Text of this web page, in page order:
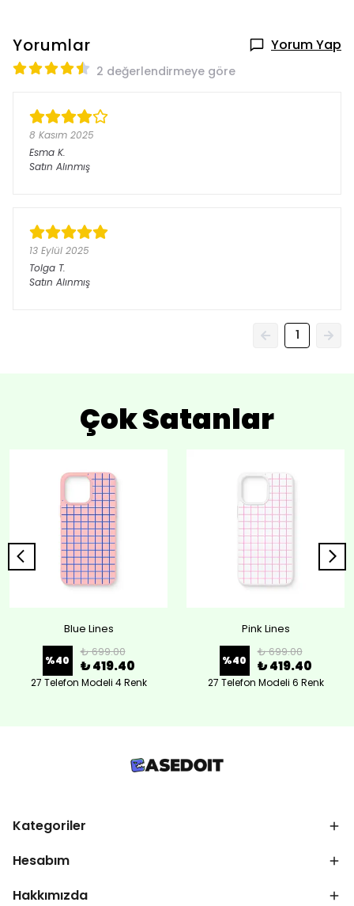
Yorumlar Yorum Yap
2 değerlendirmeye göre
8 Kasım 2025
Esma K.
Satın Alınmış
13 Eylül 2025
Tolga T.
Satın Alınmış
1
Çok Satanlar
Blue Lines
%40
₺ 699.00
₺ 419.40
27 Telefon Modeli 4 Renk
Pink Lines
%40
₺ 699.00
₺ 419.40
27 Telefon Modeli 6 Renk
Kategoriler
Hesabım
Hakkımızda